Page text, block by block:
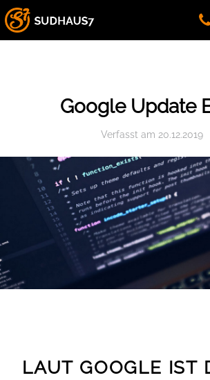
Google Update
Verfasst am 20.12.2019
LAUT GOOGLE IST